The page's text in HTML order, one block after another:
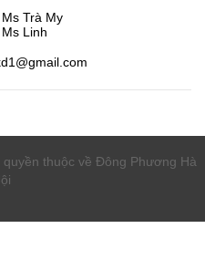
Trà My
Linh
thuộc về Đông Phương Hà